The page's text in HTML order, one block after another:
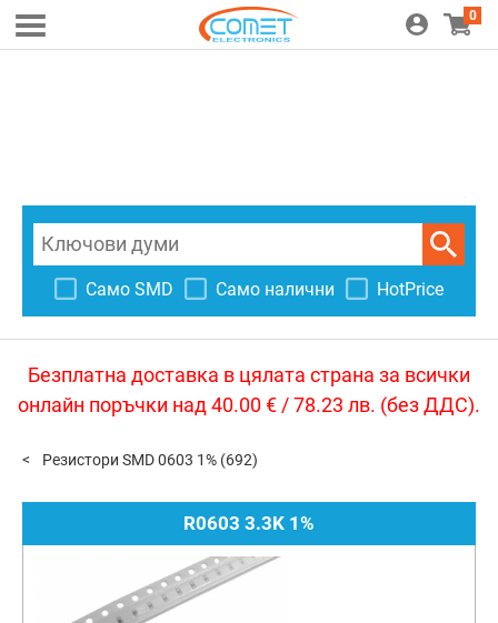
0
Само SMD Само налични HotPrice
Безплатна доставка в цялата страна за всички
онлайн поръчки над 40.00 € / 78.23 лв. (без ДДС).
Резистори SMD 0603 1% (692)
R0603 3.3K 1%